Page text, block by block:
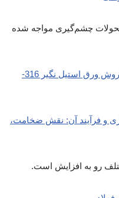
تحولات چشم‌گیری مواجه شده
مطالعه بیشتر: ورق استیل نگیر 316-فروش ورق استیل نگیر 316-
و فرآیند آن: نقش ضخامت،
رو به افزایش است.